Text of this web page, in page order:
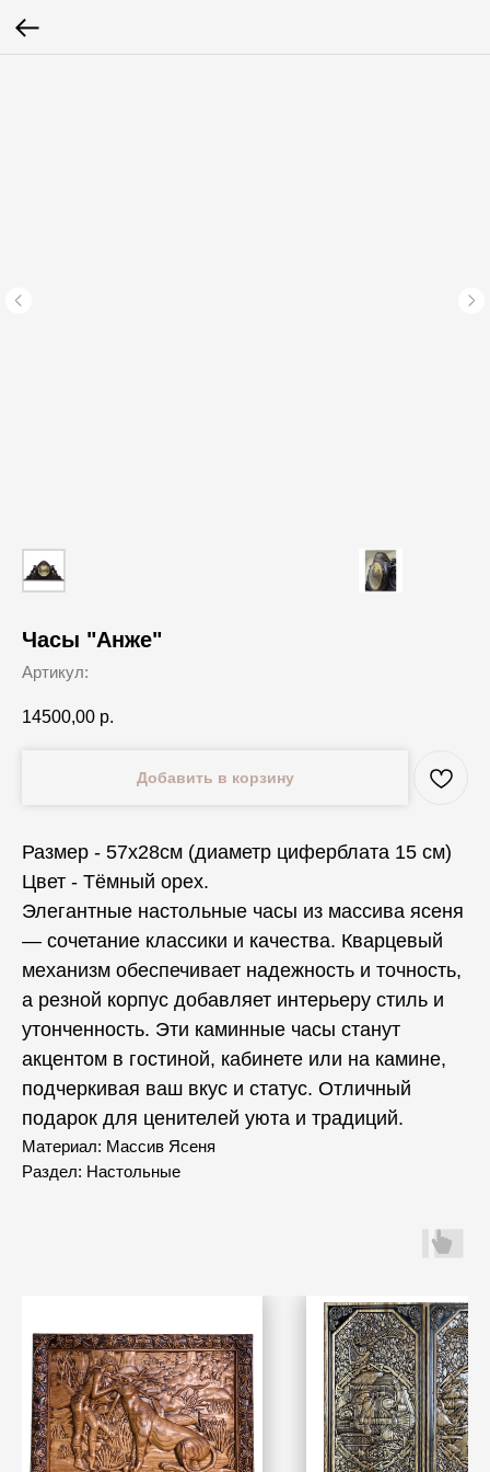
Часы "Анже"
Артикул:
14500,00 р.
Добавить в корзину
Размер - 57х28см (диаметр циферблата 15 см)
Цвет - Тёмный орех.
Элегантные настольные часы из массива ясеня
— сочетание классики и качества. Кварцевый
механизм обеспечивает надежность и точность,
а резной корпус добавляет интерьеру стиль и
утонченность. Эти каминные часы станут
акцентом в гостиной, кабинете или на камине,
подчеркивая ваш вкус и статус. Отличный
подарок для ценителей уюта и традиций.
Материал: Массив Ясеня
Раздел: Настольные